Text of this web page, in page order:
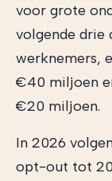
voor grote
volgende drie
werknemers,
€40 miljoen
€20 miljoen.
In 2026
opt-out tot